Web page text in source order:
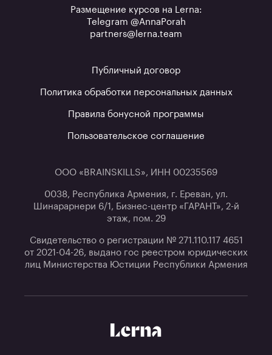
Размещение курсов на Lerna:
Telegram @AnnaPorah
partners@lerna.team
Публичный договор
Политика обработки персональных данных
Правила бонусной программы
Пользовательское соглашение
ООО «BRAINSKILLS», ИНН 00235569
0038, Республика Армения, г. Ереван, ул.
Шинарарнери 6/1, Бизнес-центр «ГАРАНТ», 2-й
этаж, пом. 29
Свидетельство о регистрации № 271.110.117 4651
от 2021-04-26, выдано гос реестром юридических
лиц Министерства Юстиции Республики Армения